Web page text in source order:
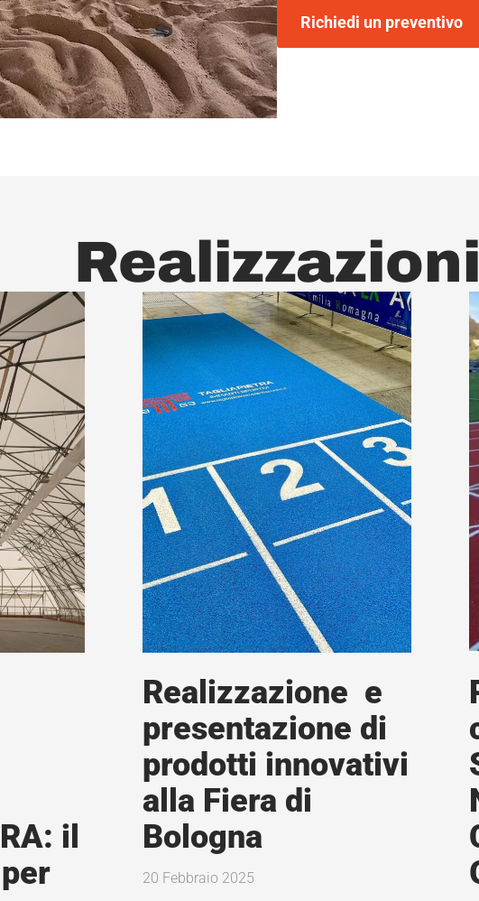
Richiedi un preventivo
il
Realizzazione e
presentazione di
prodotti innovativi
alla Fiera di
Bologna
20 Febbraio 2025